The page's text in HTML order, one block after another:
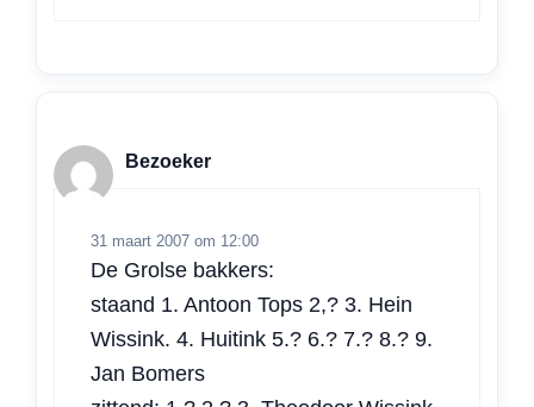
Bezoeker
31 maart 2007 om 12:00
De Grolse bakkers:
staand 1. Antoon Tops 2,? 3. Hein
Wissink. 4. Huitink 5.? 6.? 7.? 8.? 9.
Jan Bomers